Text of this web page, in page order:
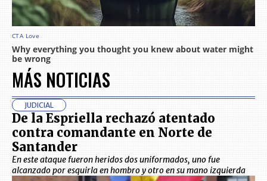
MÁS NOTICIAS
JUDICIAL
De la Espriella rechazó atentado
contra comandante en Norte de
Santander
En este ataque fueron heridos dos uniformados, uno fue
alcanzado por esquirla en hombro y otro en su mano izquierda